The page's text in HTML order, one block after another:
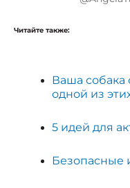
Читайте также:
Ваша собака
одной из
5 идей для
Безопасные